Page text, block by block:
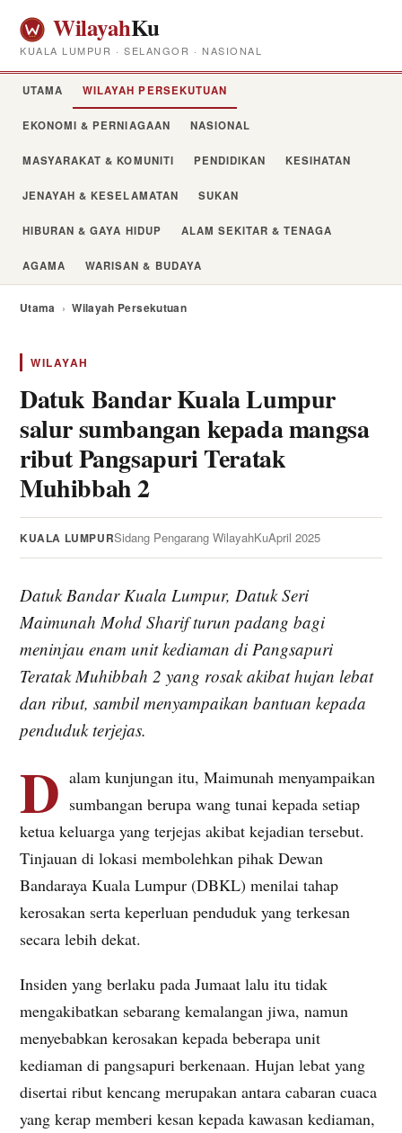
WilayahKu
KUALA LUMPUR · SELANGOR · NASIONAL
UTAMA WILAYAH PERSEKUTUAN
EKONOMI & PERNIAGAAN NASIONAL
MASYARAKAT & KOMUNITI PENDIDIKAN KESIHATAN
JENAYAH & KESELAMATAN SUKAN
HIBURAN & GAYA HIDUP ALAM SEKITAR & TENAGA
AGAMA WARISAN & BUDAYA
Utama › Wilayah Persekutuan
WILAYAH
Datuk Bandar Kuala Lumpur
salur sumbangan kepada mangsa
ribut Pangsapuri Teratak
Muhibbah 2
KUALA LUMPURSidang Pengarang WilayahKuApril 2025
Datuk Bandar Kuala Lumpur, Datuk Seri
Maimunah Mohd Sharif turun padang bagi
meninjau enam unit kediaman di Pangsapuri
Teratak Muhibbah 2 yang rosak akibat hujan lebat
dan ribut, sambil menyampaikan bantuan kepada
penduduk terjejas.
D alam kunjungan itu, Maimunah menyampaikan
sumbangan berupa wang tunai kepada setiap
ketua keluarga yang terjejas akibat kejadian tersebut.
Tinjauan di lokasi membolehkan pihak Dewan
Bandaraya Kuala Lumpur (DBKL) menilai tahap
kerosakan serta keperluan penduduk yang terkesan
secara lebih dekat.
Insiden yang berlaku pada Jumaat lalu itu tidak
mengakibatkan sebarang kemalangan jiwa, namun
menyebabkan kerosakan kepada beberapa unit
kediaman di pangsapuri berkenaan. Hujan lebat yang
disertai ribut kencang merupakan antara cabaran cuaca
yang kerap memberi kesan kepada kawasan kediaman,